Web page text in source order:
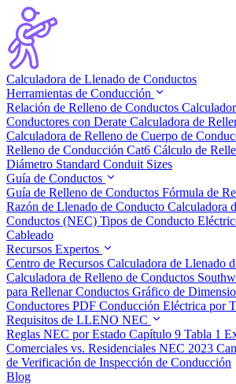
Calculadora de Llenado de Conductos
Herramientas de Conducción
Relación de Relleno de Conductos
Conductores con Derate Calculadora de
Calculadora de Relleno de Cuerpo de
Relleno de Conducción Cat6 Cálculo de
Diámetro Standard Conduit Sizes
Guía de Conductos
Guía de Relleno de Conductos Fórmula de
Razón de Llenado de Conducto Calculadora
Conductos (NEC) Tipos de Conducto
Cableado
Recursos Expertos
Centro de Recursos Calculadora de Llenado
Calculadora de Relleno de Conductos
para Rellenar Conductos Gráfico de
Conductores PDF Conducción Eléctrica por
Requisitos de LLENO NEC
Reglas NEC por Estado Capítulo 9 Tabla 1
Comerciales vs. Residenciales NEC 2023
de Verificación de Inspección de Conducción
Blog